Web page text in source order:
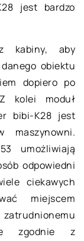
jest bardzo
kabiny, aby
obiektu
dopiero po
kolei moduł
bibi-K28 jest
umożliwiają
odpowiedni
ciekawych
miejscem
zgodnie z